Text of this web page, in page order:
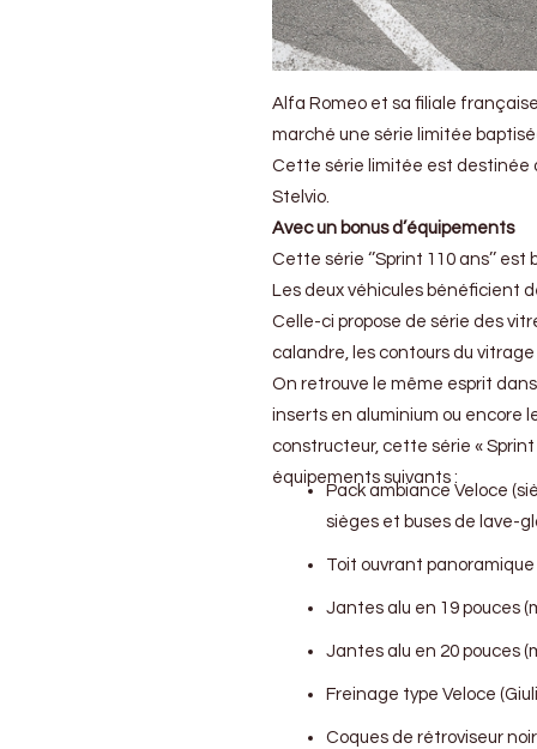
Alfa Romeo et sa filiale
marché une série limitée
Cette série limitée est destinée
Stelvio.
Avec un bonus d’équipements
Cette série ‘’Sprint 110 ans’’
Les deux véhicules bénéficient
Celle-ci propose de série des
calandre, les contours du
On retrouve le même esprit
inserts en aluminium ou encore
constructeur, cette série « Sprint
équipements suivants :
Pack ambiance Veloce
sièges et buses de lave-
Toit ouvrant panoramique
Jantes alu en 19 pouces
Jantes alu en 20 pouces
Freinage type Veloce
Coques de rétroviseur